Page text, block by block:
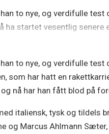
to nye, og verdifulle
ha startet vesentlig
to nye, og verdifulle
som har hatt en
nå har han fått blod på
italiensk, tysk og tildels
og Marcus Ahlmann